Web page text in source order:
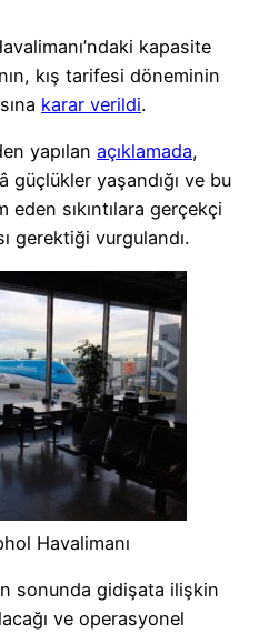
kapasite
kış tarifesi döneminin
karar verildi.
yapılan açıklamada,
güçlükler yaşandığı ve bu
sıkıntılara gerçekçi
gerektiği vurgulandı.
Havalimanı
sonunda gidişata ilişkin
ve operasyonel